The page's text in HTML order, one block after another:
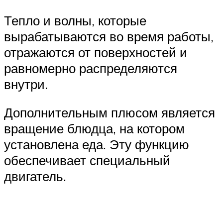
Тепло и волны, которые
вырабатываются во время работы,
отражаются от поверхностей и
равномерно распределяются
внутри.
Дополнительным плюсом является
вращение блюдца, на котором
установлена еда. Эту функцию
обеспечивает специальный
двигатель.